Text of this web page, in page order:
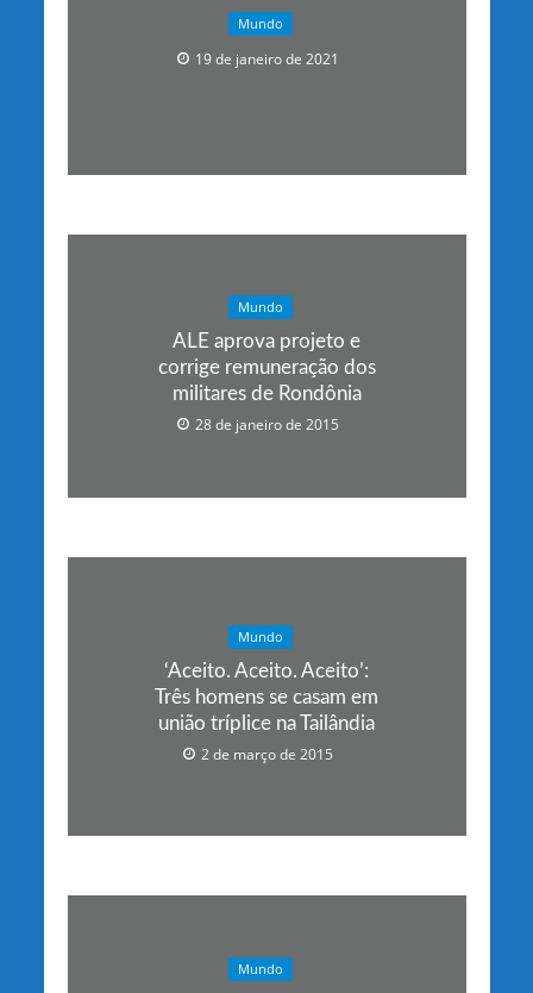
Mundo
19 de janeiro de 2021
Mundo
ALE aprova projeto e
corrige remuneração dos
militares de Rondônia
28 de janeiro de 2015
Mundo
‘Aceito. Aceito. Aceito’:
Três homens se casam em
união tríplice na Tailândia
2 de março de 2015
Mundo